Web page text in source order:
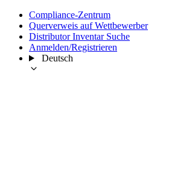
Compliance-Zentrum
Querverweis auf Wettbewerber
Distributor Inventar Suche
Anmelden/Registrieren
Deutsch